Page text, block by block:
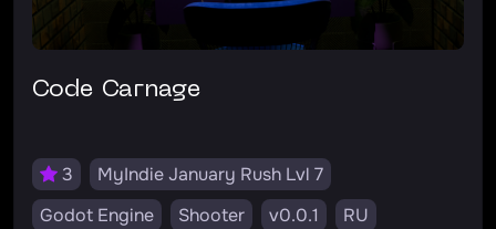
Code Carnage
3
MyIndie January Rush Lvl 7
Godot Engine
Shooter v0.0.1
RU